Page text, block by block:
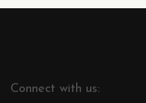
Connect with us: